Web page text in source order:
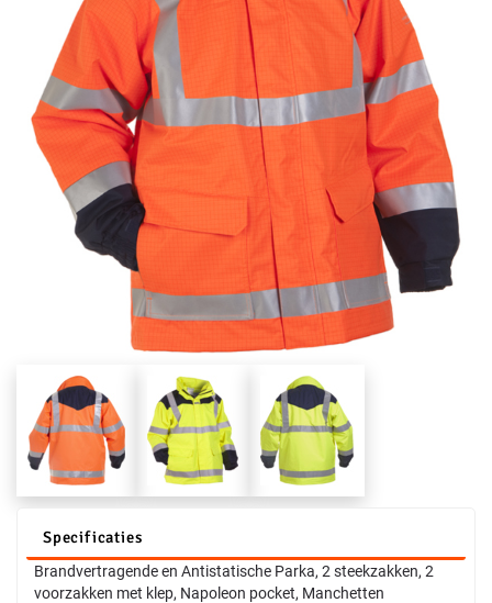
Specificaties
Brandvertragende en Antistatische Parka, 2 steekzakken, 2
voorzakken met klep, Napoleon pocket, Manchetten